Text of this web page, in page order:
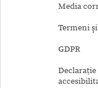
Media
Termeni
GDPR
Declarație